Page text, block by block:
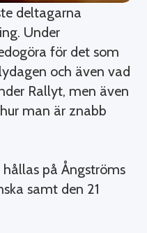
deltagarna
Under
för det som
och även vad
Rallyt, men även
man är znabb
på Ångströms
samt den 21